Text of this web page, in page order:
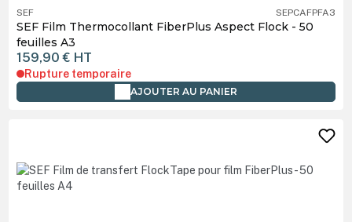
SEF SEPCAFPFA3
SEF Film Thermocollant FiberPlus Aspect Flock - 50
feuilles A3
159,90 € HT
Rupture temporaire
AJOUTER AU PANIER